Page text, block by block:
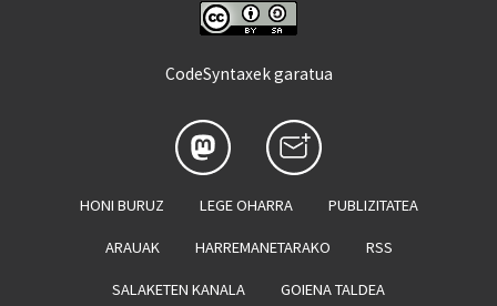
CodeSyntaxek garatua
HONI BURUZ LEGE OHARRA PUBLIZITATEA
ARAUAK HARREMANETARAKO RSS
SALAKETEN KANALA GOIENA TALDEA